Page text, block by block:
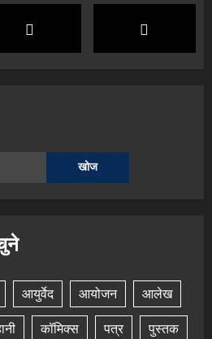
खोज
आयुर्वेद आयोजन
आलेख
कॉमिक्स पत्र पुस्तक